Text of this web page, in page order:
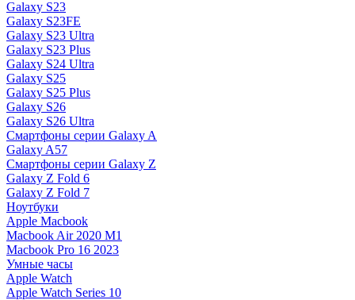
Galaxy S23
Galaxy S23FE
Galaxy S23 Ultra
Galaxy S23 Plus
Galaxy S24 Ultra
Galaxy S25
Galaxy S25 Plus
Galaxy S26
Galaxy S26 Ultra
Смартфоны серии Galaxy A
Galaxy A57
Смартфоны серии Galaxy Z
Galaxy Z Fold 6
Galaxy Z Fold 7
Ноутбуки
Apple Macbook
Macbook Air 2020 M1
Macbook Pro 16 2023
Умные часы
Apple Watch
Apple Watch Series 10